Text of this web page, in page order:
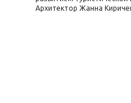
Архитектор Жанна